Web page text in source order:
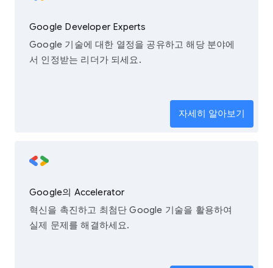
Google Developer Experts
Google 기술에 대한 열정을 공유하고 해당 분야에
서 인정받는 리더가 되세요.
자세히 알아보기
Google의 Accelerator
혁신을 촉진하고 최첨단 Google 기술을 활용하여
실제 문제를 해결하세요.